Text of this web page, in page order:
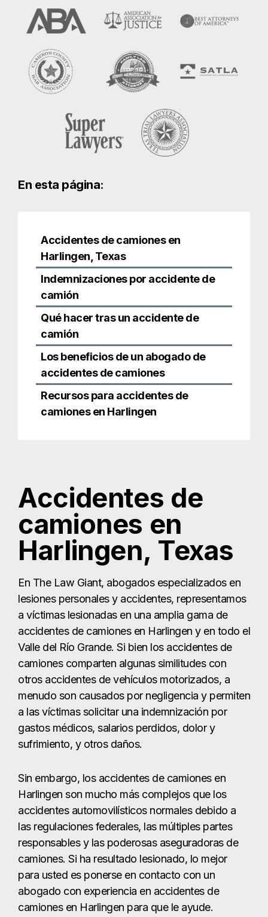
En esta página:
Accidentes de camiones en
Harlingen, Texas
Indemnizaciones por accidente de
Qué hacer tras un accidente de
accidentes de camiones
Recursos para accidentes de
camiones en Harlingen
Accidentes de
camiones en
Harlingen, Texas
a víctimas lesionadas en una amplia gama de
accidentes de camiones en Harlingen y en todo el
Valle del Río Grande. Si bien los accidentes de
camiones comparten algunas similitudes con
otros accidentes de vehículos motorizados, a
menudo son causados por negligencia y permiten
a las víctimas solicitar una indemnización por
gastos médicos, salarios perdidos, dolor y
sufrimiento, y otros daños.
Sin embargo, los accidentes de camiones en
Harlingen son mucho más complejos que los
accidentes automovilísticos normales debido a
las regulaciones federales, las múltiples partes
responsables y las poderosas aseguradoras de
camiones. Si ha resultado lesionado, lo mejor
para usted es ponerse en contacto con un
camiones en Harlingen para que le ayude.
Tipos de accidentes
de camiones que
manejamos en
Harlingen
Accidentes de 18 ruedas